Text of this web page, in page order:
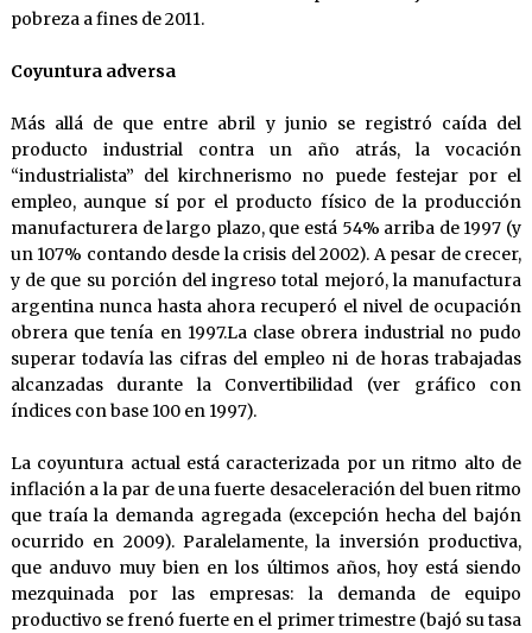
pobreza a fines de 2011.
Coyuntura adversa
Más allá de que entre abril y junio se registró caída del
producto industrial contra un año atrás, la vocación
“industrialista” del kirchnerismo no puede festejar por el
empleo, aunque sí por el producto físico de la producción
manufacturera de largo plazo, que está 54% arriba de 1997 (y
un 107% contando desde la crisis del 2002). A pesar de crecer,
y de que su porción del ingreso total mejoró, la manufactura
argentina nunca hasta ahora recuperó el nivel de ocupación
obrera que tenía en 1997.La clase obrera industrial no pudo
superar todavía las cifras del empleo ni de horas trabajadas
alcanzadas durante la Convertibilidad (ver gráfico con
índices con base 100 en 1997).
La coyuntura actual está caracterizada por un ritmo alto de
inflación a la par de una fuerte desaceleración del buen ritmo
que traía la demanda agregada (excepción hecha del bajón
ocurrido en 2009). Paralelamente, la inversión productiva,
que anduvo muy bien en los últimos años, hoy está siendo
mezquinada por las empresas: la demanda de equipo
productivo se frenó fuerte en el primer trimestre (bajó su tasa